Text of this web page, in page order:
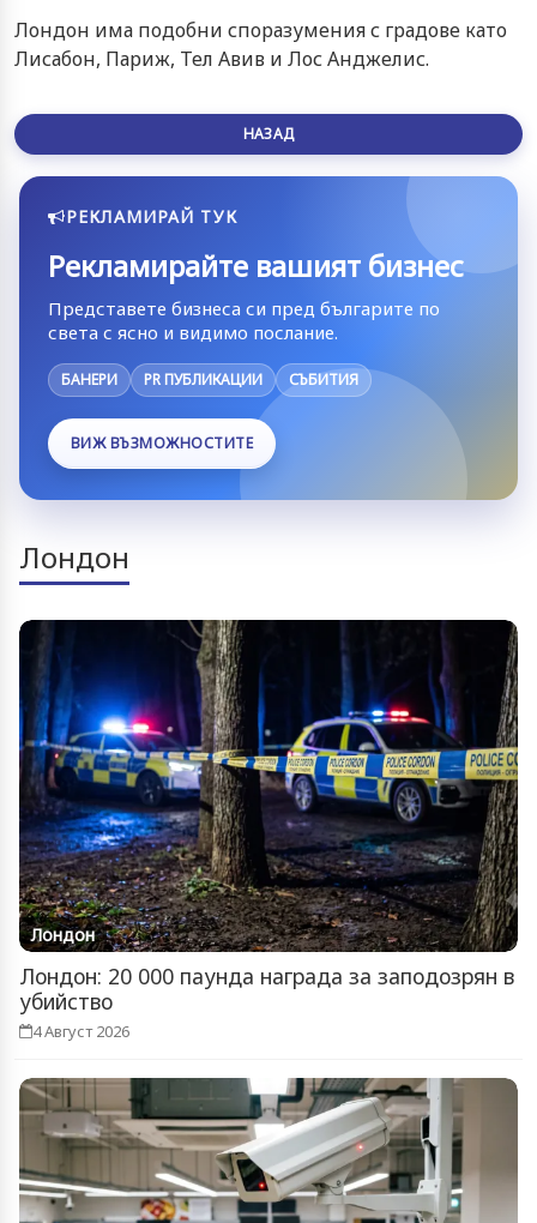
Лондон има подобни споразумения с градове като
Лисабон, Париж, Тел Авив и Лос Анджелис.
НАЗАД
РЕКЛАМИРАЙ ТУК
Рекламирайте вашият бизнес
Представете бизнеса си пред българите по
света с ясно и видимо послание.
БАНЕРИ PR ПУБЛИКАЦИИ СЪБИТИЯ
ВИЖ ВЪЗМОЖНОСТИТЕ
Лондон
Лондон
Лондон: 20 000 паунда награда за заподозрян в
убийство
4 Август 2026